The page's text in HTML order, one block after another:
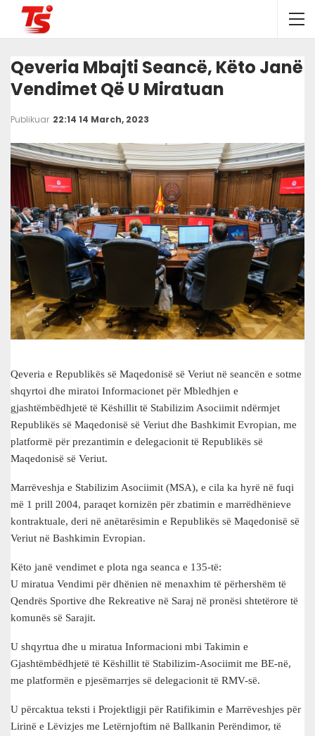
Qeveria Mbajti Seancë, Këto Janë
Vendimet Që U Miratuan
Publikuar 22:14 14 March, 2023
Qeveria e Republikës së Maqedonisë së Veriut në seancën e sotme
shqyrtoi dhe miratoi Informacionet për Mbledhjen e
gjashtëmbëdhjetë të Këshillit të Stabilizim Asociimit ndërmjet
Republikës së Maqedonisë së Veriut dhe Bashkimit Evropian, me
platformë për prezantimin e delegacionit të Republikës së
Maqedonisë së Veriut.
Marrëveshja e Stabilizim Asociimit (MSA), e cila ka hyrë në fuqi
më 1 prill 2004, paraqet kornizën për zbatimin e marrëdhënieve
kontraktuale, deri në anëtarësimin e Republikës së Maqedonisë së
Veriut në Bashkimin Evropian.
Këto janë vendimet e plota nga seanca e 135-të:
U miratua Vendimi për dhënien në menaxhim të përhershëm të
Qendrës Sportive dhe Rekreative në Saraj në pronësi shtetërore të
komunës së Sarajit.
U shqyrtua dhe u miratua Informacioni mbi Takimin e
Gjashtëmbëdhjetë të Këshillit të Stabilizim-Asociimit me BE-në,
me platformën e pjesëmarrjes së delegacionit të RMV-së.
U përcaktua teksti i Projektligji për Ratifikimin e Marrëveshjes për
Lirinë e Lëvizjes me Letërnjoftim në Ballkanin Perëndimor, të